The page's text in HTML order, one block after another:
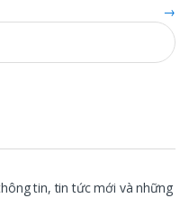
→
tin, tin tức mới và những